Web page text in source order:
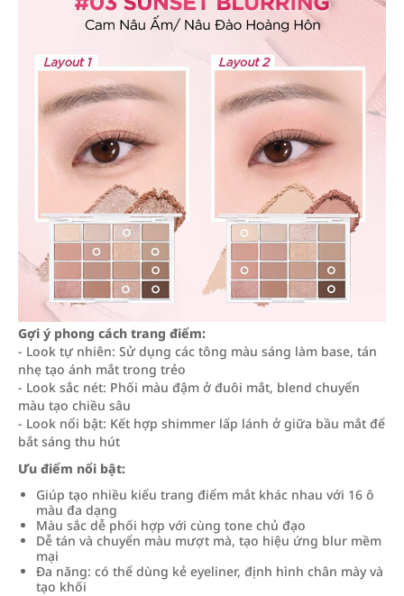
Gợi ý phong cách trang điểm:
- Look tự nhiên: Sử dụng các tông màu sáng làm base, tán
nhẹ tạo ánh mắt trong trẻo
- Look sắc nét: Phối màu đậm ở đuôi mắt, blend chuyển
màu tạo chiều sâu
- Look nổi bật: Kết hợp shimmer lấp lánh ở giữa bầu mắt để
bắt sáng thu hút
Ưu điểm nổi bật:
Giúp tạo nhiều kiểu trang điểm mắt khác nhau với 16 ô
màu đa dạng
Màu sắc dễ phối hợp với cùng tone chủ đạo
Dễ tán và chuyển màu mượt mà, tạo hiệu ứng blur mềm
mại
Đa năng: có thể dùng kẻ eyeliner, định hình chân mày và
tạo khối